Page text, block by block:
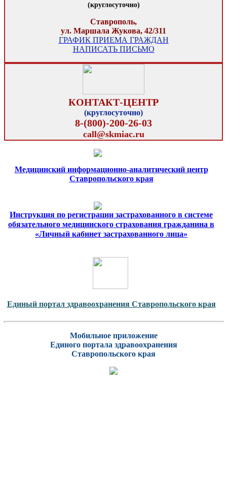
(круглосуточно)
Ставрополь,
ул. Маршала Жукова, 42/311
ГРАФИК ПРИЕМА ГРАЖДАН
НАПИСАТЬ ПИСЬМО
КОНТАКТ-ЦЕНТР
(круглосуточно)
8-(800)-200-26-03
call@skmiac.ru
Медицинский информационно-аналитический центр
Ставропольского края
Инструкция по регистрации застрахованного в системе
обязательного медицинского страхования гражданина в
«Личный кабинет застрахованного лица»
Единый портал здравоохранения Ставропольского края
Мобильное приложение
Единого портала здравоохранения
Ставропольского края